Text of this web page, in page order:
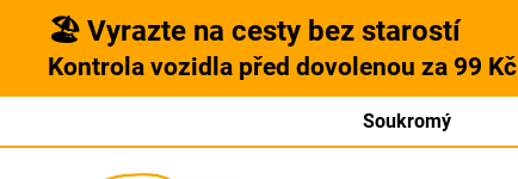
🏖️ Vyrazte na cesty bez starostí
Kontrola vozidla před dovolenou za 99 Kč
Soukromý